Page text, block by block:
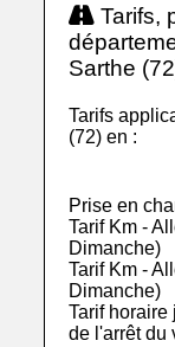
Tarifs,
Sarthe
Tarifs
(72) en :
Prise en
Tarif Km -
Dimanche)
Tarif Km -
Dimanche)
Tarif horaire
de l'arrêt du